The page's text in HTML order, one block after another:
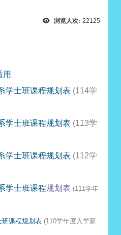
浏览人次: 22125
用
学士班课程规划表 (114学
学士班课程规划表 (113学
学士班课程规划表 (112学
学士班课程规划表 (111学年
班课程规划表 (110学年度入学新